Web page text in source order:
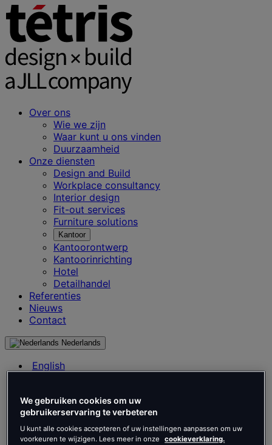
Over ons
Wie we zijn
Waar kunt u ons vinden
Duurzaamheid
Onze diensten
Design and Build
Workplace consultancy
Interior design
Fit-out services
Furniture solutions
Kantoor
Kantoorontwerp
Kantoorinrichting
Hotel
Detailhandel
Referenties
Nieuws
Contact
Nederlands
English
Nederlands
Español
Italiano
Português
We gebruiken cookies om uw
gebruikerservaring te verbeteren
U kunt alle cookies accepteren of uw instellingen aanpassen om uw
voorkeuren te wijzigen. Lees meer in onze
cookieverklaring.